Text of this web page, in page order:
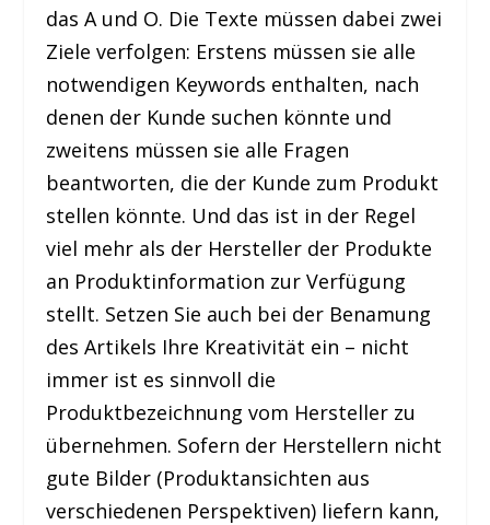
das A und O. Die Texte müssen dabei zwei
Ziele verfolgen: Erstens müssen sie alle
notwendigen Keywords enthalten, nach
denen der Kunde suchen könnte und
zweitens müssen sie alle Fragen
beantworten, die der Kunde zum Produkt
stellen könnte. Und das ist in der Regel
viel mehr als der Hersteller der Produkte
an Produktinformation zur Verfügung
stellt. Setzen Sie auch bei der Benamung
des Artikels Ihre Kreativität ein – nicht
immer ist es sinnvoll die
Produktbezeichnung vom Hersteller zu
übernehmen. Sofern der Herstellern nicht
gute Bilder (Produktansichten aus
verschiedenen Perspektiven) liefern kann,